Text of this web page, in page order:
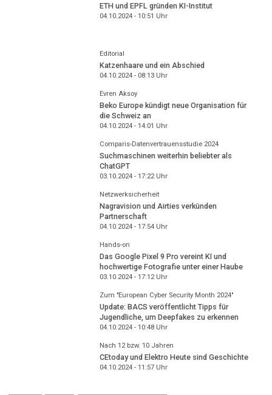
ETH und EPFL gründen KI-Institut
04.10.2024 - 10:51 Uhr
Editorial
Katzenhaare und ein Abschied
04.10.2024 - 08:13Uhr
Evren Aksoy
Beko Europe kündigt neue Organisation für
die Schweiz an
04.10.2024 - 14:01 Uhr
Comparis-Datenvertrauensstudie 2024
Suchmaschinen weiterhin beliebter als
ChatGPT
03.10.2024 - 17:22Uhr
Netzwerksicherheit
Nagravision und Airties verkünden
Partnerschaft
04.10.2024 - 17:54Uhr
Hands-on
Das Google Pixel 9 Pro vereint KI und
hochwertige Fotografie unter einer Haube
03.10.2024 - 17:12Uhr
Zum "European Cyber Security Month 2024"
Update: BACS veröffentlicht Tipps für
Jugendliche, um Deepfakes zu erkennen
04.10.2024 - 10:48Uhr
Nach 12 bzw. 10 Jahren
CEtoday und Elektro Heute sind Geschichte
04.10.2024 - 11:57Uhr